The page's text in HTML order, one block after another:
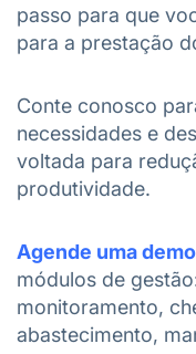
passo para que
para a prestação
Conte conosco
necessidades e
voltada para
produtividade.
Agende uma
módulos de
monitoramento,
abastecimento,